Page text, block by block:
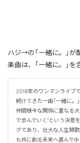
ハジ→の「一緒に。」
楽曲は、「一緒に。」を
2018年のワンマンライブ
続けてきた一曲「一緒に。
仲間――様々な関係に重なる
で歩んでいく”という決意
グであり、壮大な人生賛
も共に創る未来へ進んで